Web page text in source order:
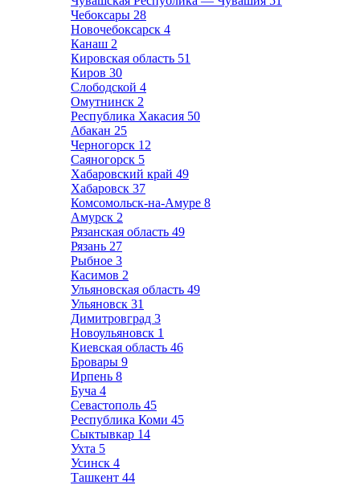
Чебоксары 28
Новочебоксарск 4
Канаш 2
Кировская область 51
Киров 30
Слободской 4
Омутнинск 2
Республика Хакасия 50
Абакан 25
Черногорск 12
Саяногорск 5
Хабаровский край 49
Хабаровск 37
Комсомольск-на-Амуре 8
Амурск 2
Рязанская область 49
Рязань 27
Рыбное 3
Касимов 2
Ульяновская область 49
Ульяновск 31
Димитровград 3
Новоульяновск 1
Киевская область 46
Бровары 9
Ирпень 8
Буча 4
Севастополь 45
Республика Коми 45
Сыктывкар 14
Ухта 5
Усинск 4
Ташкент 44